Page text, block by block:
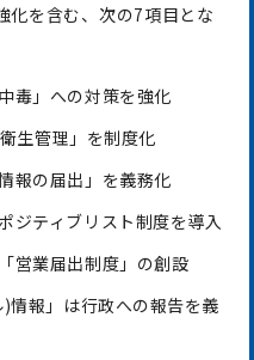
化を含む、次の7項目とな
毒」への対策を強化
生管理」を制度化
報の届出」を義務化
ジティブリスト制度を導入
営業届出制度」の創設
情報」は行政への報告を義